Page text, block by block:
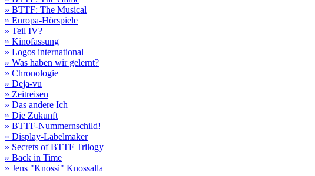
» BTTF: The Musical
» Europa-Hörspiele
» Teil IV?
» Kinofassung
» Logos international
» Was haben wir gelernt?
» Chronologie
» Deja-vu
» Zeitreisen
» Das andere Ich
» Die Zukunft
» BTTF-Nummernschild!
» Display-Labelmaker
» Secrets of BTTF Trilogy
» Back in Time
» Jens "Knossi" Knossalla